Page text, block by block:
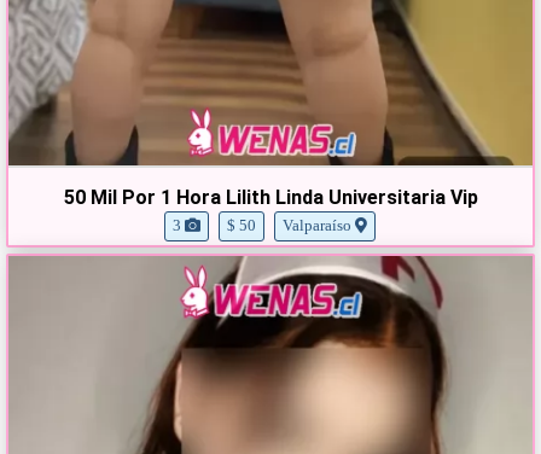
50 Mil Por 1 Hora Lilith Linda Universitaria Vip
3 $ 50 Valparaíso